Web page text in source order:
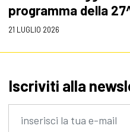
programma della
21 LUGLIO 2026
Iscriviti alla